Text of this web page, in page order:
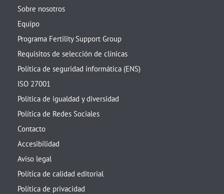
Sobre nosotros
Equipo
Programa Fertility Support Group
Requisitos de selección de clínicas
Política de seguridad informática (ENS)
ISO 27001
Política de igualdad y diversidad
Política de Redes Sociales
Contacto
Accesibilidad
Aviso legal
Política de calidad editorial
Política de privacidad